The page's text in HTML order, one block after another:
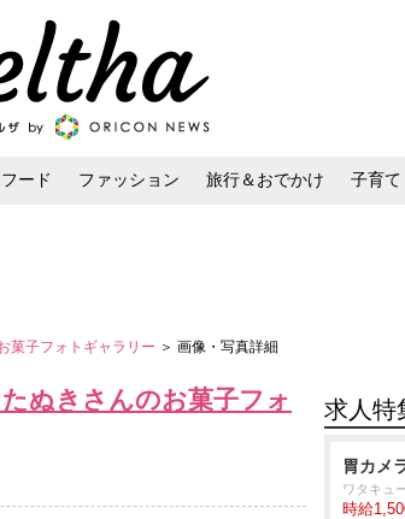
フード ファッション 旅行＆おでかけ 子育て
菓子フォトギャラリー ＞ 画像・写真詳細
ぬきさんのお菓子フォ 求人特
胃カメ
ワタキュ
時給